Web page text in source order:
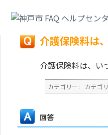
戻る
介護保険料は
介護保険料は、い
カテゴリー : カテゴ
回答